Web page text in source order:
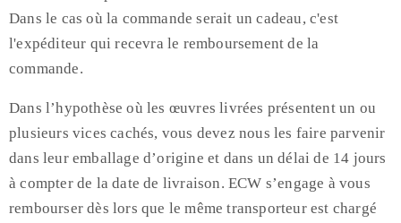
Dans le cas où la commande serait un cadeau, c'est
l'expéditeur qui recevra le remboursement de la
commande.
Dans l’hypothèse où les œuvres livrées présentent un ou
plusieurs vices cachés, vous devez nous les faire parvenir
dans leur emballage d’origine et dans un délai de 14 jours
à compter de la date de livraison. ECW s’engage à vous
rembourser dès lors que le même transporteur est chargé